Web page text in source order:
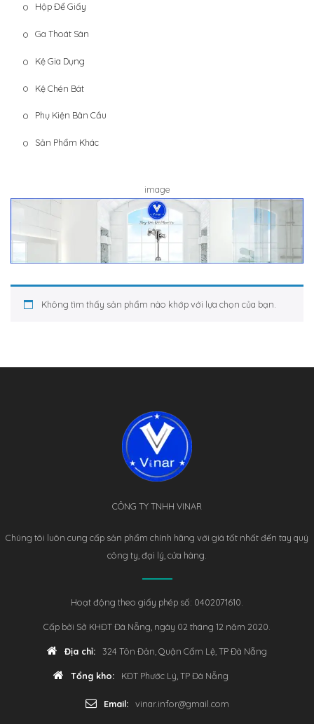
Hộp Để Giấy
Ga Thoát Sàn
Kệ Gia Dụng
Kệ Chén Bát
Phụ Kiện Bàn Cầu
Sản Phẩm Khác
image
Không tìm thấy sản phẩm nào khớp với lựa chọn của bạn.
CÔNG TY TNHH VINAR
Chúng tôi luôn cung cấp sản phẩm chính hãng với giá tốt nhất đến tay quý
công ty, đại lý, cửa hàng.
Hoạt động theo giấy phép số: 0402071610.
Cấp bởi Sở KHĐT Đà Nẵng, ngày 02 tháng 12 năm 2020.
Địa chỉ: 324 Tôn Đản, Quận Cẩm Lệ, TP Đà Nẵng
Tổng kho: KĐT Phước Lý, TP Đà Nẵng
Email: vinar.infor@gmail.com